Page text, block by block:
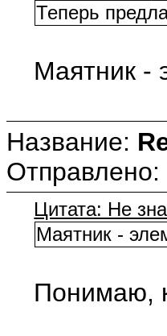
Теперь
Маятник -
Название:
Отправлено:
Цитата: Не
Маятник -
Понимаю,